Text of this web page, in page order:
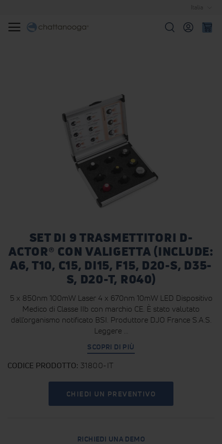
SET DI 9 TRASMETTITORI D-
ACTOR® CON VALIGETTA (INCLUDE:
A6, T10, C15, DI15, F15, D20-S, D35-
S, D20-T, R040)
5 x 850nm 100mW Laser 4 x 670nm 10mW LED Dispositivo
Medico di Classe IIb con marchio CE. È stato valutato
dall'organismo notificato BSI. Produttore DJO France S.A.S.
Leggere ...
SCOPRI DI PIÙ
CODICE PRODOTTO 31800-IT
CHIEDI UN PREVENTIVO
RICHIEDI UNA DEMO